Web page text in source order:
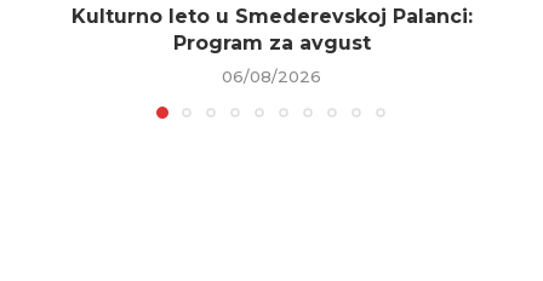
Kulturno leto u Smederevskoj Palanci:
Program za avgust
06/08/2026